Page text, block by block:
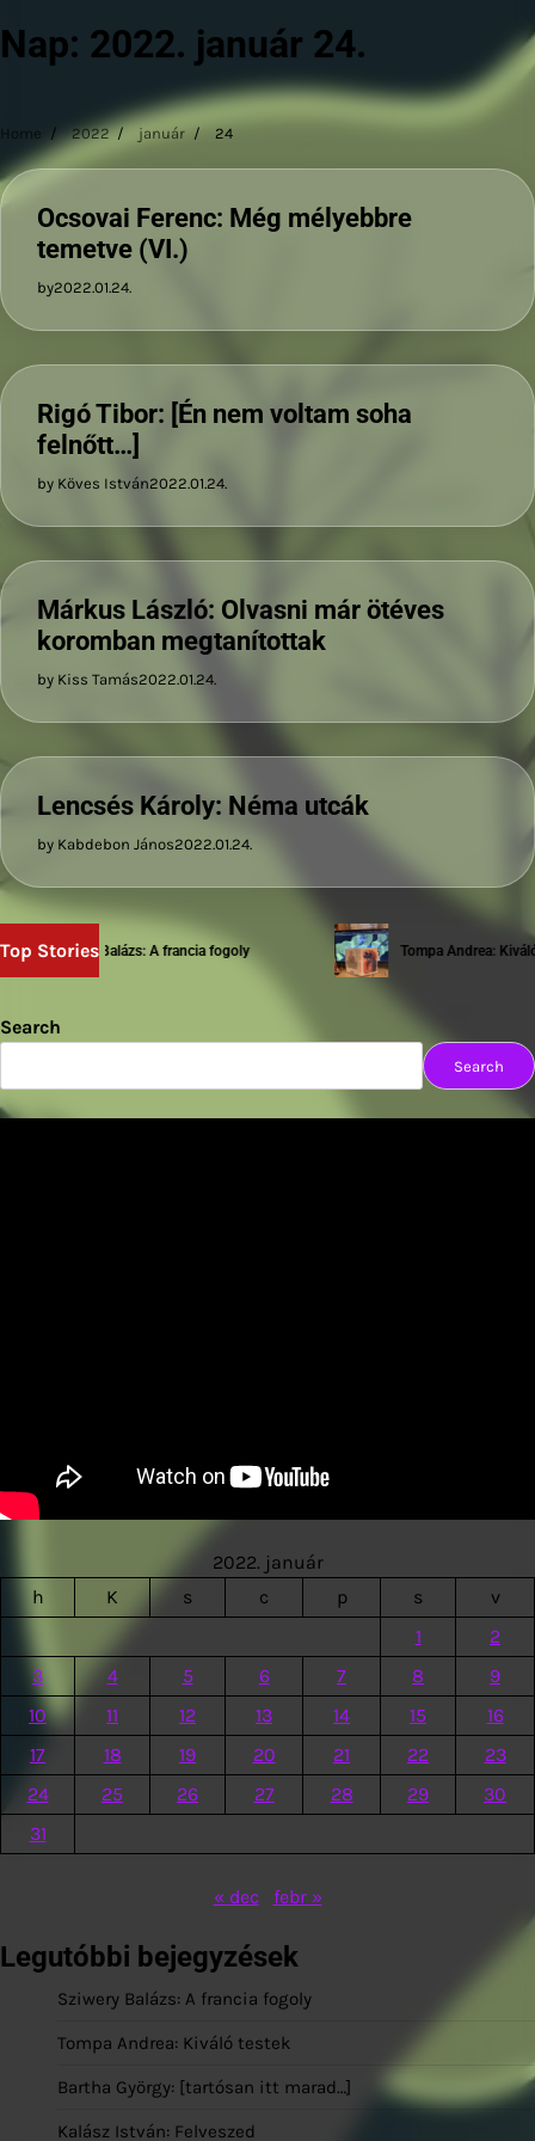
Nap: 2022. január 24.
Home 2022 január 24
Ocsovai Ferenc: Még mélyebbre
temetve (VI.)
by2022.01.24.
Rigó Tibor: [Én nem voltam soha
felnőtt…]
by Köves István2022.01.24.
Márkus László: Olvasni már ötéves
koromban megtanítottak
by Kiss Tamás2022.01.24.
Lencsés Károly: Néma utcák
by Kabdebon János2022.01.24.
Top Stories
Sziwery Balázs: A francia fogoly Tompa Andrea: Kiváló
Search
Search
2022. január
h
K s c p s
v
1
2
3
4 5 6 7 8
9
10
11 12 13 14 15
16
17
18 19 20 21 22
23
24
25 26 27 28 29
30
31
« dec febr »
Legutóbbi bejegyzések
Sziwery Balázs: A francia fogoly
Tompa Andrea: Kiváló testek
Bartha György: [tartósan itt marad…]
Kalász István: Felveszed